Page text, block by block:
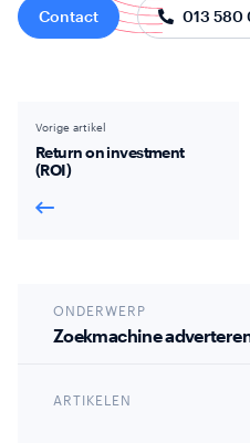
Contact 013 580
Vorige artikel
Return on investment
(ROI)
ONDERWERP
Zoekmachine
ARTIKELEN